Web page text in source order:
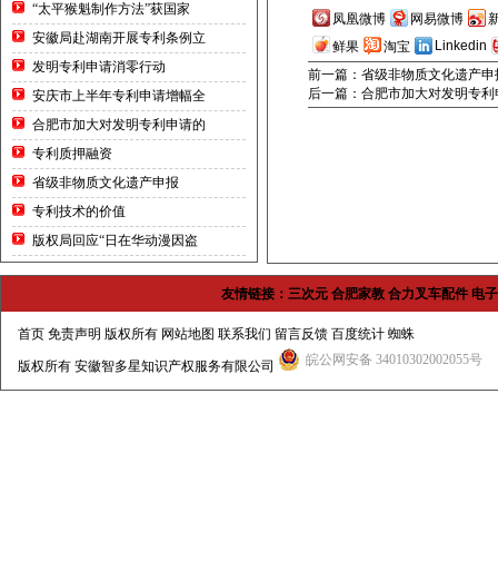
“太平猴魁制作方法”获国家
安徽局赴湖南开展专利条例立
发明专利申请消零行动
安庆市上半年专利申请增幅全
合肥市加大对发明专利申请的
专利质押融资
省级非物质文化遗产申报
专利技术的价值
版权局回应“日在华动漫因盗
凤凰微博
网易微博
鲜果
淘宝
Linkedin
前一篇：省级非物质文化遗产申
后一篇：合肥市加大对发明专
友情链接： 三次元 合肥家教 合力叉车配件 电
首页 免责声明 版权所有 网站地图 联系我们 留言反馈 百度统计 蜘蛛
版权所有 安徽智多星知识产权服务有限公司 皖公网安备 34010302002055号